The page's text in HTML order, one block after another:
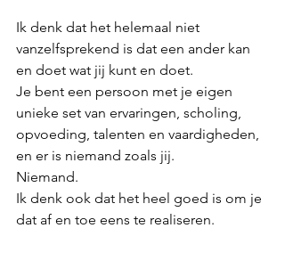
Ik denk dat het helemaal niet
vanzelfsprekend is dat een ander kan
en doet wat jij kunt en doet.
Je bent een persoon met je eigen
unieke set van ervaringen, scholing,
opvoeding, talenten en vaardigheden,
en er is niemand zoals jij.
Niemand.
Ik denk ook dat het heel goed is om je
dat af en toe eens te realiseren.